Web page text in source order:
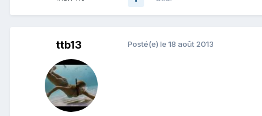
ttb13 Posté(e) le 18 août 2013